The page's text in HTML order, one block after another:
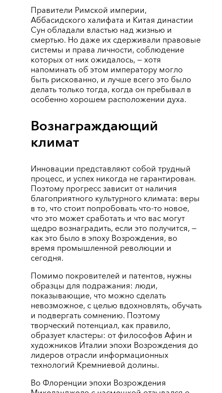
Правители Римской империи,
Аббасидского халифата и Китая династии
Сун обладали властью над жизнью и
смертью. Но даже их сдерживали правовые
системы и права личности, соблюдение
которых от них ожидалось, — хотя
напоминать об этом императору могло
быть рискованно, и лучше всего это было
делать только тогда, когда он пребывал в
особенно хорошем расположении духа.
Вознаграждающий
климат
Инновации представляют собой трудный
процесс, и успех никогда не гарантирован.
Поэтому прогресс зависит от наличия
благоприятного культурного климата: веры
в то, что стоит попробовать что-то новое,
что это может сработать и что вас могут
щедро вознаградить, если это получится, —
как это было в эпоху Возрождения, во
время промышленной революции и
сегодня.
Помимо покровителей и патентов, нужны
образцы для подражания: люди,
показывающие, что можно сделать
невозможное, с целью вдохновлять, обучать
и подвергать сомнению. Поэтому
творческий потенциал, как правило,
образует кластеры: от философов Афин и
художников Италии эпохи Возрождения до
лидеров отрасли информационных
технологий Кремниевой долины.
Во Флоренции эпохи Возрождения